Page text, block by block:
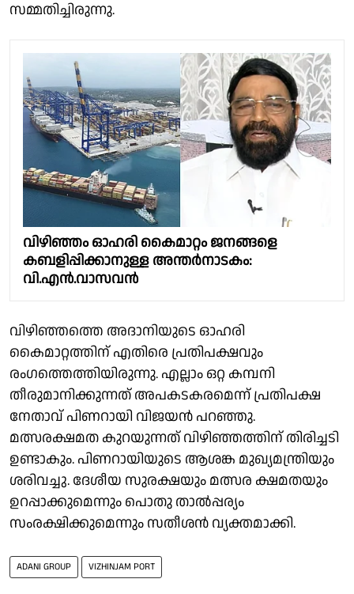
സമ്മതിച്ചിരുന്നു.
വിഴിഞ്ഞം ഓഹരി കൈമാറ്റം ജനങ്ങളെ
കബളിപ്പിക്കാനുള്ള അന്തർനാടകം:
വി.എൻ.വാസവൻ
വിഴിഞ്ഞത്തെ അദാനിയുടെ ഓഹരി
കൈമാറ്റത്തിന് എതിരെ പ്രതിപക്ഷവും
രംഗത്തെത്തിയിരുന്നു. എല്ലാം ഒറ്റ കമ്പനി
തീരുമാനിക്കുന്നത് അപകടകരമെന്ന് പ്രതിപക്ഷ
നേതാവ് പിണറായി വിജയന്‍ പറഞ്ഞു.
മത്സരക്ഷമത കുറയുന്നത് വിഴിഞ്ഞത്തിന് തിരിച്ചടി
ഉണ്ടാകും. പിണറായിയുടെ ആശങ്ക മുഖ്യമന്ത്രിയും
ശരിവച്ചു. ദേശീയ സുരക്ഷയും മത്സര ക്ഷമതയും
ഉറപ്പാക്കുമെന്നും പൊതു താല്‍പ്പര്യം
സംരക്ഷിക്കുമെന്നും സതീശന്‍ വ്യക്തമാക്കി.
ADANI GROUP VIZHINJAM PORT